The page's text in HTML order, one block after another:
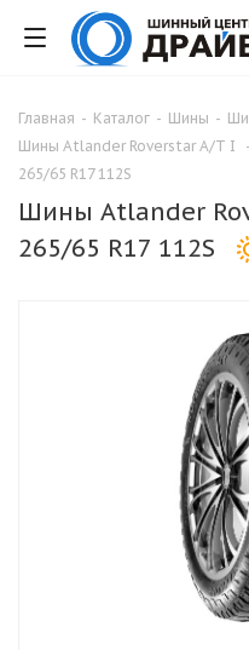
Главная - Каталог - Шины -
Шины Atlander Roverstar A/T I
-
265/65 R17 112S
Шины Atlander
265/65 R17 112S